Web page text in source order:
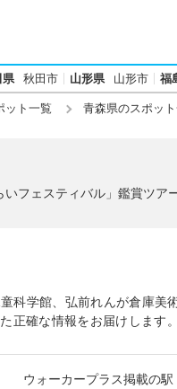
県 秋田市 山形県 山形市 福
ット一覧 青森県のスポッ
フェスティバル」鑑賞ツア
科学館、弘前れんが倉庫美
正確な情報をお届けします。
ウォーカープラス掲載の